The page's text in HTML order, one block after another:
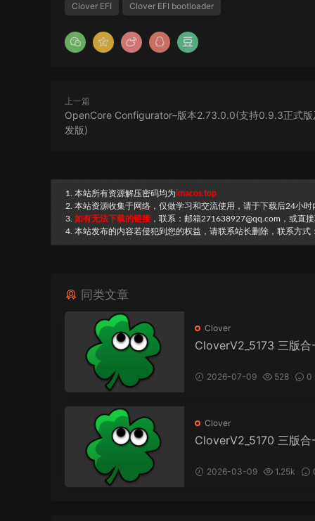
Clover EFI Clover EFI bootloader
上一篇
OpenCore Configurator–版本2.73.0.0(支持0.9.3正式
发版)
1. 本站所有资源解压密码均为imacos.top
2. 本站资源收集于网络，仅做学习和交流使用，请于下载后24小
3. 如有无法下载的链接 ，联系：邮箱271638927@qq.com，或直
4. 本站发布的内容若侵犯到您的权益，请联系站长删除，联系方
同类文章
Clover
CloverV2_5173 三版合
2026-07-09 528
0
Clover
CloverV2_5170 三版合
2026-03-09 1.25k